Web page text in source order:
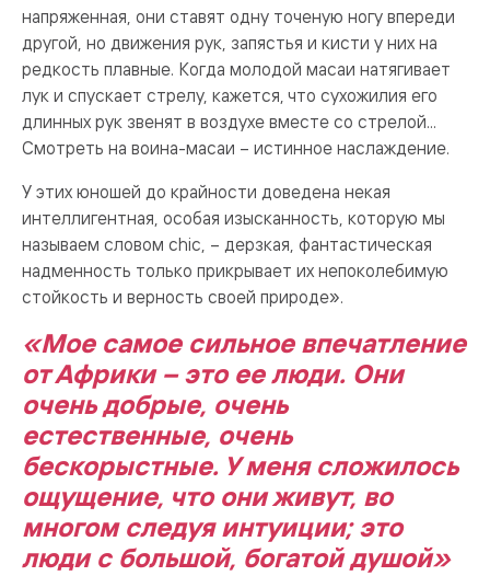
напряженная, они ставят одну точеную ногу впереди
другой, но движения рук, запястья и кисти у них на
редкость плавные. Когда молодой масаи натягивает
лук и спускает стрелу, кажется, что сухожилия его
длинных рук звенят в воздухе вместе со стрелой...
Смотреть на воина-масаи – истинное наслаждение.
У этих юношей до крайности доведена некая
интеллигентная, особая изысканность, которую мы
называем словом chic, – дерзкая, фантастическая
надменность только прикрывает их непоколебимую
стойкость и верность своей природе».
«Мое самое сильное впечатление
от Африки – это ее люди. Они
очень добрые, очень
естественные, очень
бескорыстные. У меня сложилось
ощущение, что они живут, во
многом следуя интуиции; это
люди с большой, богатой душой»